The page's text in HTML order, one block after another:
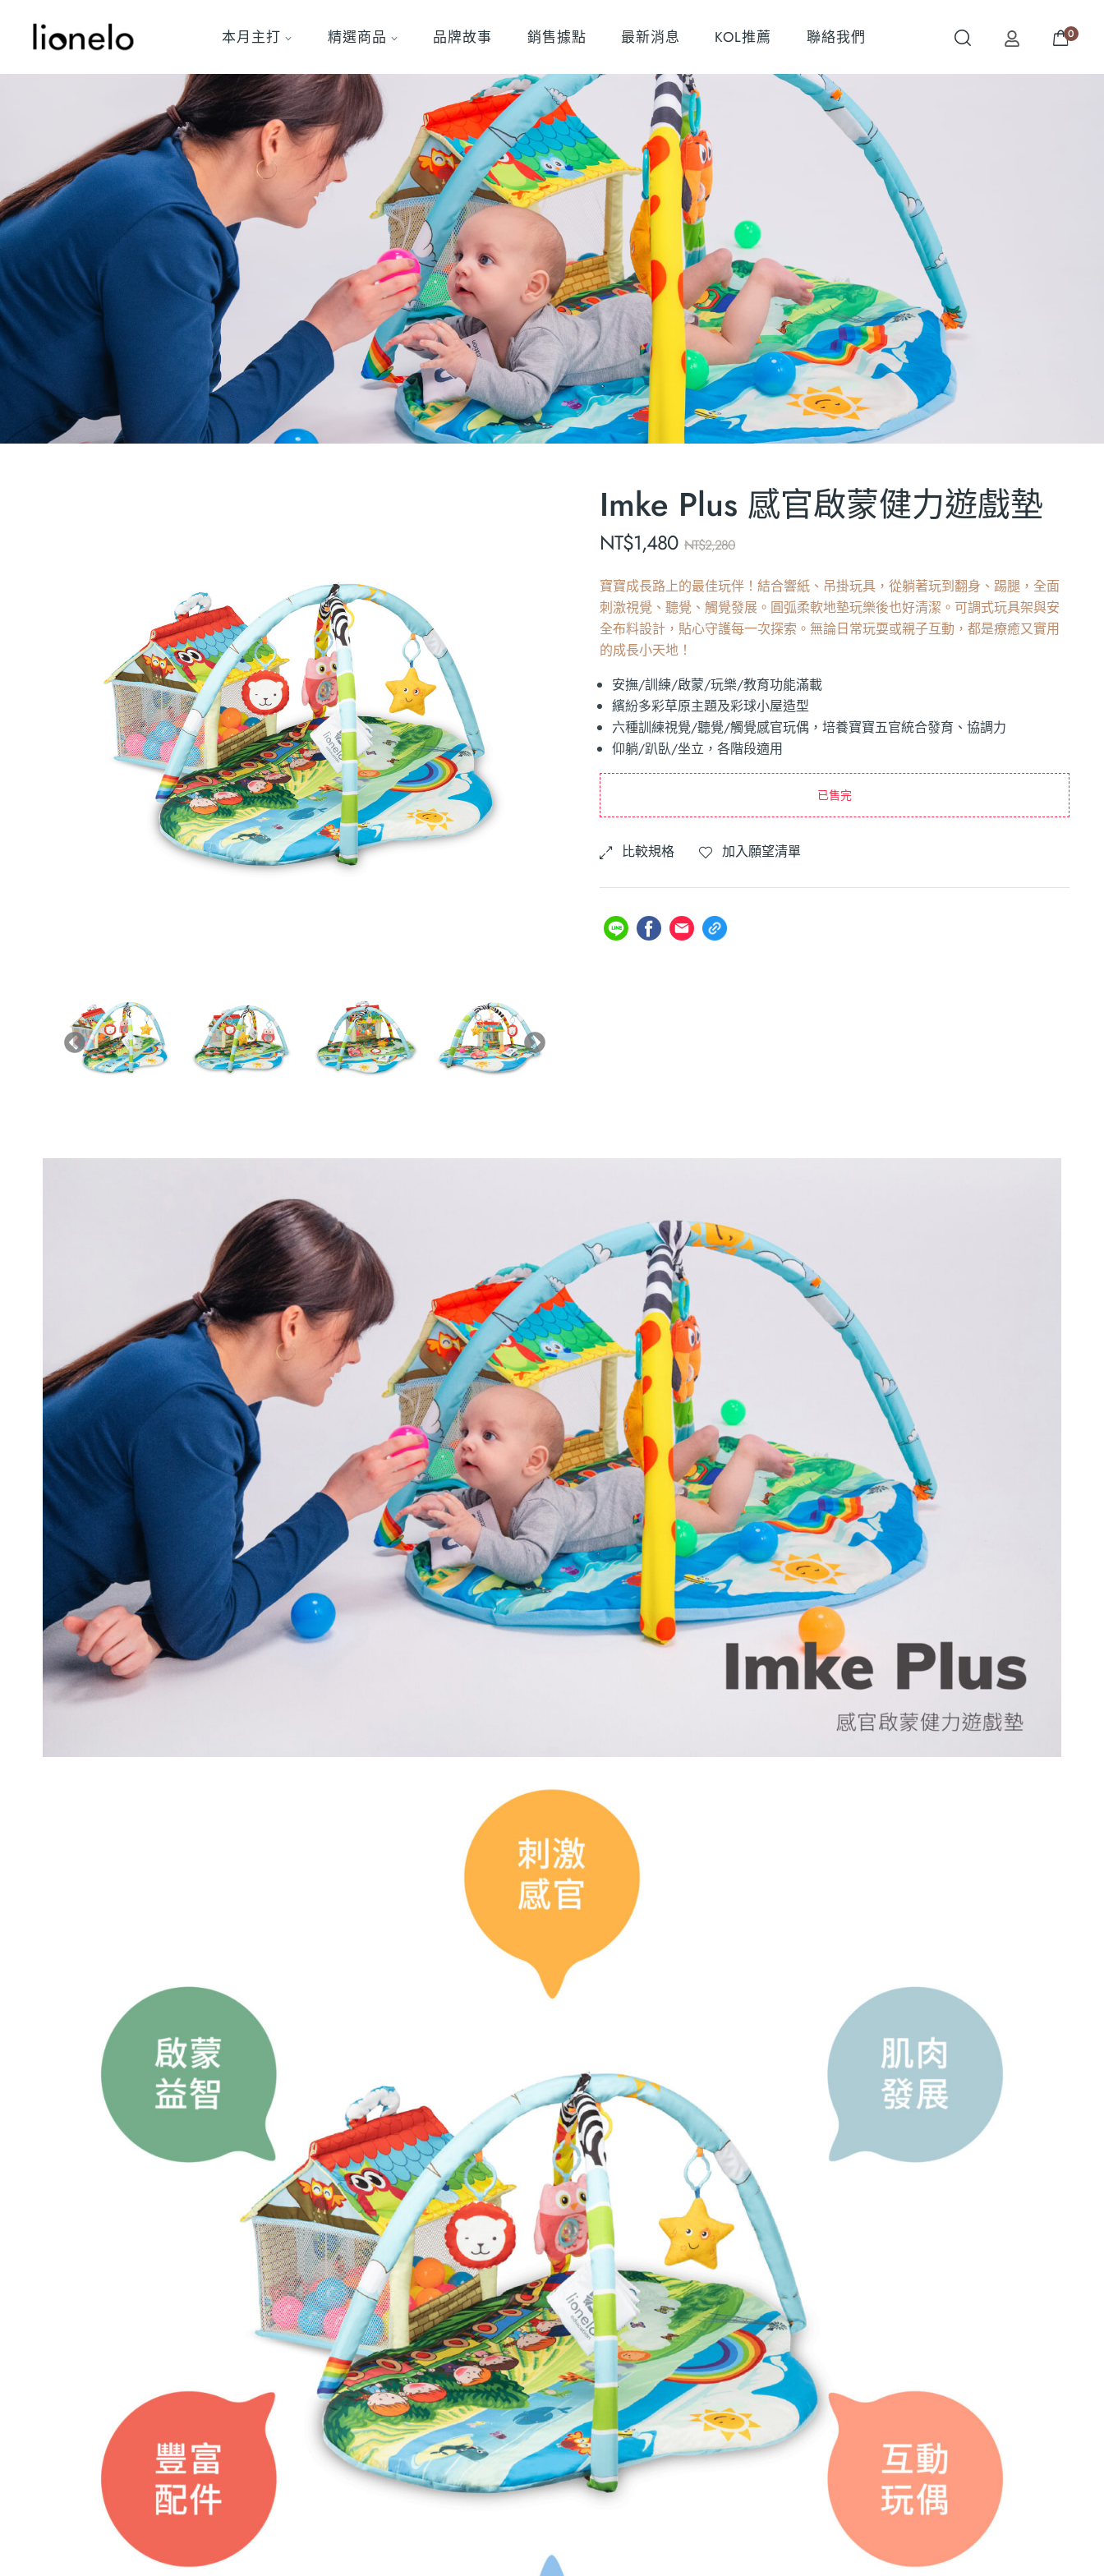
本月主打 精選商品 品牌故事 銷售據點 最新消息 KOL推薦 聯絡我們 0
Imke Plus 感官啟蒙健力遊戲墊
NT$2,280
NT$1,480
寶寶成長路上的最佳玩伴！結合響紙、吊掛玩具，從躺著玩到翻身、踢腿，全面
刺激視覺、聽覺、觸覺發展。圓弧柔軟地墊玩樂後也好清潔。可調式玩具架與安
全布料設計，貼心守護每一次探索。無論日常玩耍或親子互動，都是療癒又實用
的成長小天地！
安撫/訓練/啟蒙/玩樂/教育功能滿載
繽紛多彩草原主題及彩球小屋造型
六種訓練視覺/聽覺/觸覺感官玩偶，培養寶寶五官統合發育、協調力
仰躺/趴臥/坐立，各階段適用
已售完
比較規格 加入願望清單